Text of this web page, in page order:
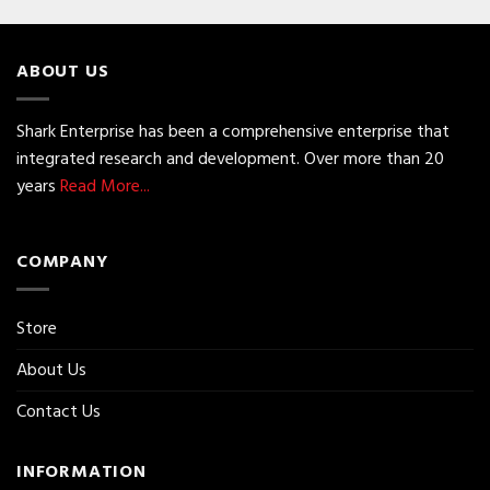
ABOUT US
Shark Enterprise has been a comprehensive enterprise that
integrated research and development. Over more than 20
yearsRead More...
COMPANY
Store
About Us
Contact Us
INFORMATION